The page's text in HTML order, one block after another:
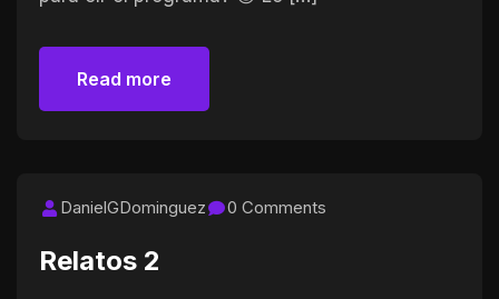
Read more
DanielGDominguez 0 Comments
Relatos 2